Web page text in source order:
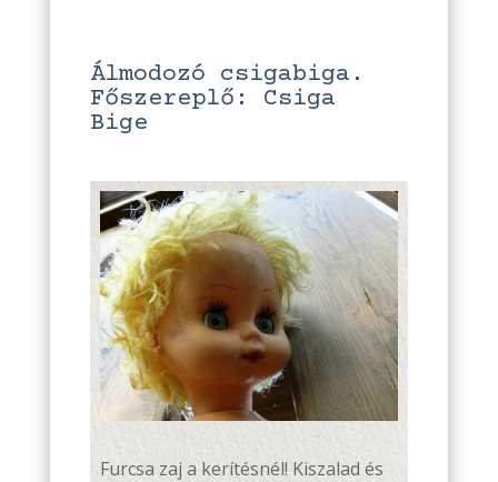
Álmodozó csigabiga.
Főszereplő: Csiga
Bige
Furcsa zaj a kerítésnél! Kiszalad és